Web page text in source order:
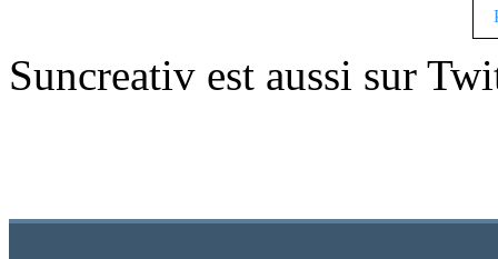
Suncreativ est aussi sur